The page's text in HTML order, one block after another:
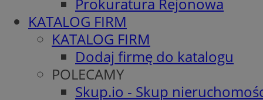
KATALOG FIRM
KATALOG FIRM
Dodaj firmę do katalogu
POLECAMY
Skup.io - Skup